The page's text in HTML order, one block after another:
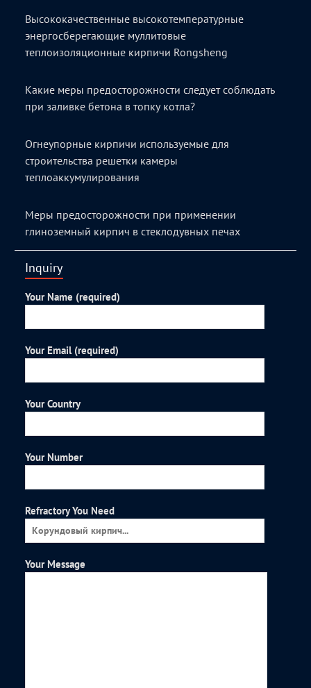
Высококачественные высокотемпературные
энергосберегающие муллитовые
теплоизоляционные кирпичи Rongsheng
Какие меры предосторожности следует соблюдать
при заливке бетона в топку котла?
Огнеупорные кирпичи используемые для
строительства решетки камеры
теплоаккумулирования
Меры предосторожности при применении
глиноземный кирпич в стеклодувных печах
Inquiry
Your Name (required)
Your Email (required)
Your Country
Your Number
Refractory You Need
Your Message